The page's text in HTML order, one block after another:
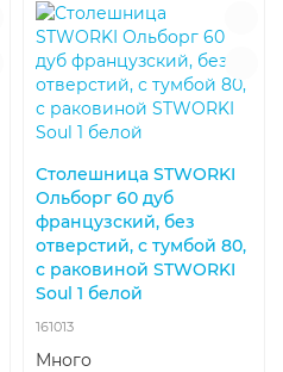
Столешница STWORKI
Ольборг 60 дуб
французский, без
отверстий, с тумбой 80,
с раковиной STWORKI
Soul 1 белой
161013
Много